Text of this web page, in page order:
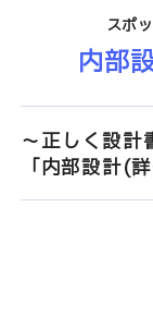
スポ
内部
～正しく設計
「内部設計(